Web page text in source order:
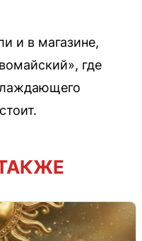
и в магазине,
где